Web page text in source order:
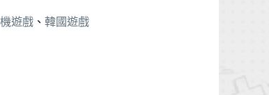
遊戲、 韓國遊戲